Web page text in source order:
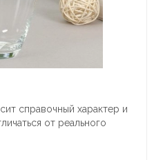
справочный характер и
от реального